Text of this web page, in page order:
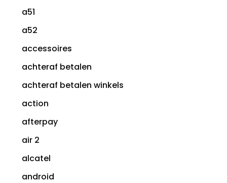
a51
a52
accessoires
achteraf betalen
achteraf betalen winkels
action
afterpay
air 2
alcatel
android